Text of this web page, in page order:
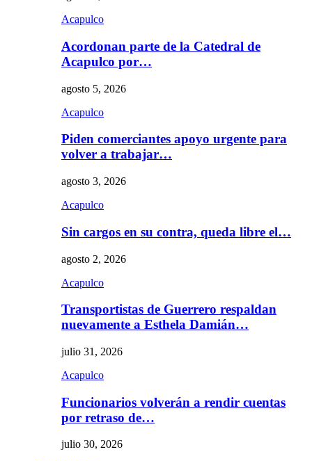
Acapulco
Acordonan parte de la Catedral de
Acapulco por…
agosto 5, 2026
Acapulco
Piden comerciantes apoyo urgente para
volver a trabajar…
agosto 3, 2026
Acapulco
Sin cargos en su contra, queda libre el…
agosto 2, 2026
Acapulco
Transportistas de Guerrero respaldan
nuevamente a Esthela Damián…
julio 31, 2026
Acapulco
Funcionarios volverán a rendir cuentas
por retraso de…
julio 30, 2026